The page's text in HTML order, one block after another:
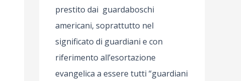
prestito dai guardaboschi
americani, soprattutto nel
significato di guardiani e con
riferimento all’esortazione
evangelica a essere tutti “guardiani